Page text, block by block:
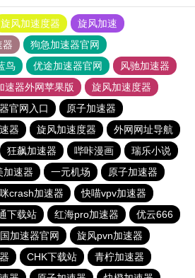
旋风加速度器
旋风加速
器
狗急加速器官网
鸟 优途加速器官网
风驰加速器
速器外网苹果版
旋风加速度器
官网入口
原子加速器
器 旋风加速度器
外网网址导航
狂飙加速器 哔咔漫画
瑞乐小说
加速器 一元机场
原子加速器
crash加速器
快喵vpv加速器
下载站 红海pro加速器
优云666
加速器官网
旋风pvn加速器
CHK下载站
青柠加速器